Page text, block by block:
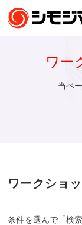
ワー
当ペ
ワークショ
条件を選んで「検